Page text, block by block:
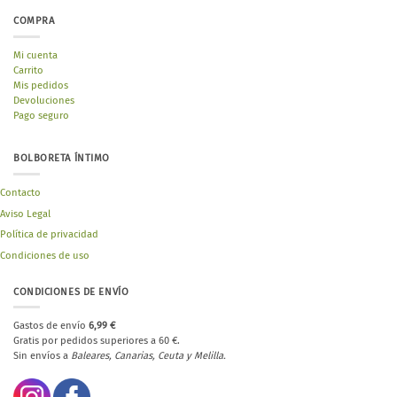
COMPRA
Mi cuenta
Carrito
Mis pedidos
Devoluciones
Pago seguro
BOLBORETA ÍNTIMO
Contacto
Aviso Legal
Política de privacidad
Condiciones de uso
CONDICIONES DE ENVÍO
Gastos de envío 6,99 €
Gratis por pedidos superiores a 60 €.
Sin envíos a Baleares, Canarias, Ceuta y Melilla.